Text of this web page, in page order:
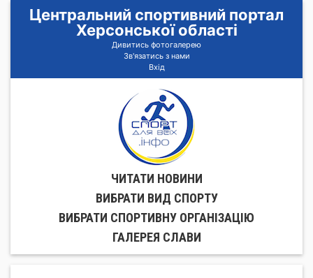
Центральний спортивний портал
Херсонської області
Дивитись фотогалерею
Зв'язатись з нами
Вхід
ЧИТАТИ НОВИНИ
ВИБРАТИ ВИД СПОРТУ
ВИБРАТИ СПОРТИВНУ ОРГАНIЗАЦIЮ
ГАЛЕРЕЯ СЛАВИ